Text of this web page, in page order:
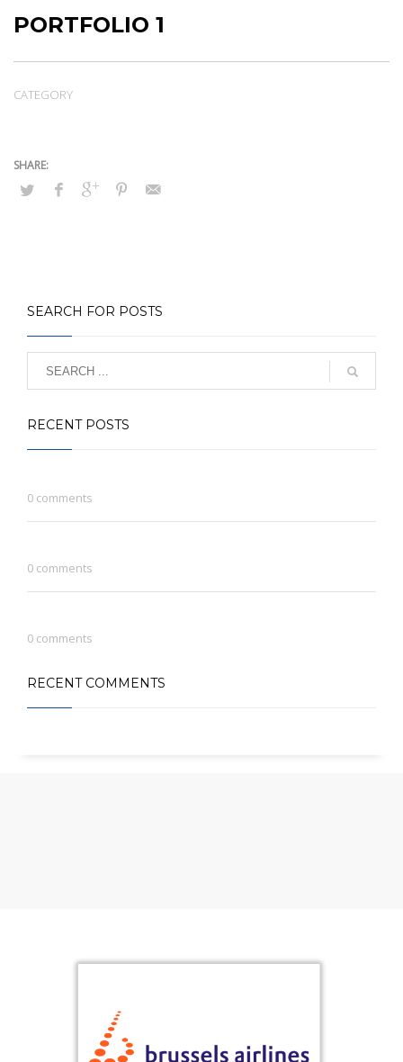
PORTFOLIO 1
CATEGORY
SEARCH FOR POSTS
RECENT POSTS
0 comments
0 comments
0 comments
RECENT COMMENTS